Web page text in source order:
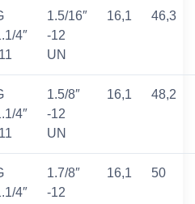
4″
1.5/16″
-12
UN
16,1 46,3
4″
1.5/8″
-12
UN
16,1 48,2
4″
1.7/8″
-12
16,1 50